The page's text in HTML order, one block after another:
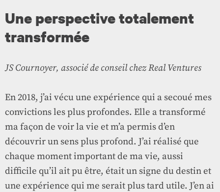
Une perspective totalement
transformée
JS Cournoyer, associé de conseil chez Real Ventures
En 2018, j’ai vécu une expérience qui a secoué mes
convictions les plus profondes. Elle a transformé
ma façon de voir la vie et m’a permis d’en
découvrir un sens plus profond. J’ai réalisé que
chaque moment important de ma vie, aussi
difficile qu’il ait pu être, était un signe du destin et
une expérience qui me serait plus tard utile. J’en ai